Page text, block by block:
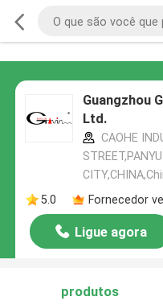
Guangzhou
Ltd.
CAOHE
5.0
Fornecedor
Ligue agora
produtos